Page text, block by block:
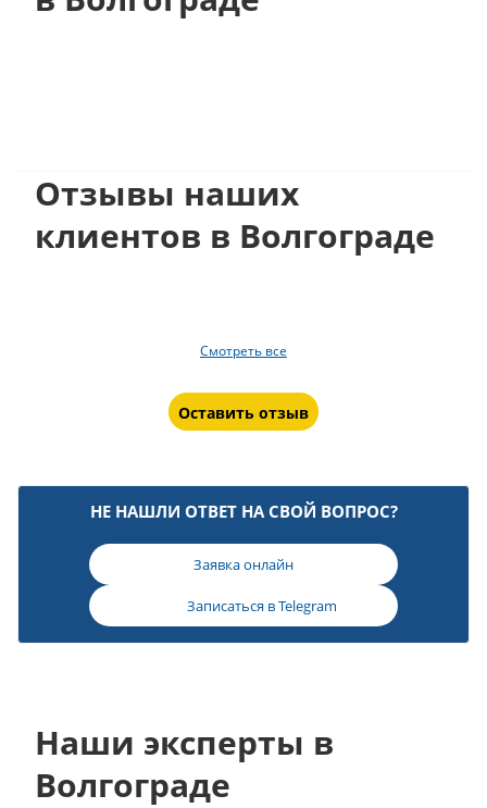
Отзывы наших
клиентов в Волгограде
Смотреть все
Оставить отзыв
НЕ НАШЛИ ОТВЕТ НА СВОЙ ВОПРОС?
Заявка онлайн
Записаться вTelegram
Наши эксперты в
Волгограде